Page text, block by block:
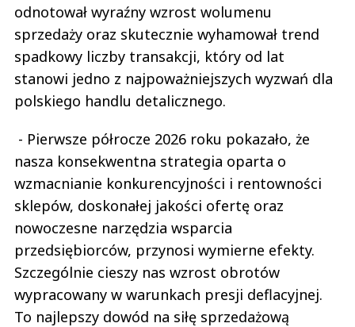
odnotował wyraźny wzrost wolumenu
sprzedaży oraz skutecznie wyhamował trend
spadkowy liczby transakcji, który od lat
stanowi jedno z najpoważniejszych wyzwań dla
polskiego handlu detalicznego.
- Pierwsze półrocze 2026 roku pokazało, że
nasza konsekwentna strategia oparta o
wzmacnianie konkurencyjności i rentowności
sklepów, doskonałej jakości ofertę oraz
nowoczesne narzędzia wsparcia
przedsiębiorców, przynosi wymierne efekty.
Szczególnie cieszy nas wzrost obrotów
wypracowany w warunkach presji deflacyjnej.
To najlepszy dowód na siłę sprzedażową